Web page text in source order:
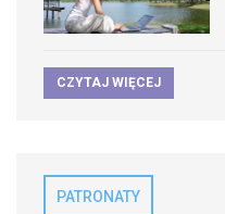
CZYTAJ WIĘCEJ
PATRONATY